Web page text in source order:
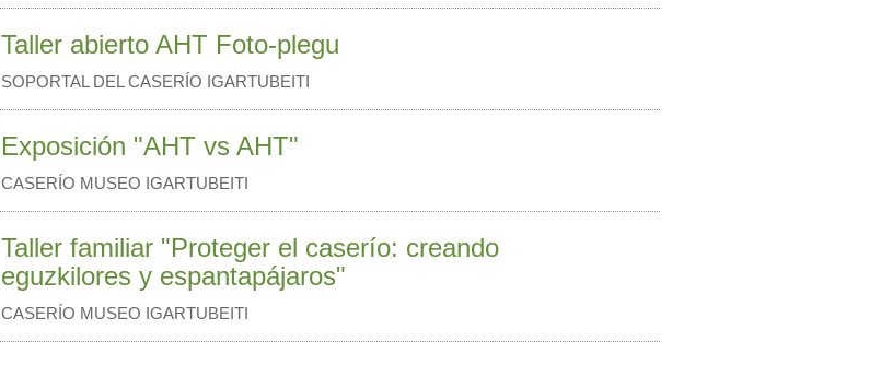
Taller abierto AHT Foto-plegu
SOPORTAL DEL CASERÍO IGARTUBEITI
Exposición "AHT vs AHT"
CASERÍO MUSEO IGARTUBEITI
Taller familiar "Proteger el caserío: creando
eguzkilores y espantapájaros"
CASERÍO MUSEO IGARTUBEITI